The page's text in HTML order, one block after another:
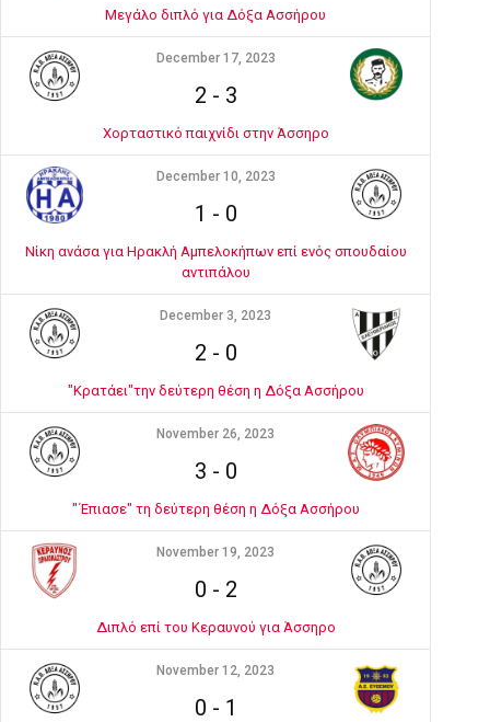
Μεγάλο διπλό για Δόξα Ασσήρου
December 17, 2023
2 - 3
Χορταστικό παιχνίδι στην Άσσηρο
December 10, 2023
1 - 0
Νίκη ανάσα για Ηρακλή Αμπελοκήπων επί ενός σπουδαίου
αντιπάλου
December 3, 2023
2 - 0
"Κρατάει"την δεύτερη θέση η Δόξα Ασσήρου
November 26, 2023
3 - 0
"΄Επιασε" τη δεύτερη θέση η Δόξα Ασσήρου
November 19, 2023
0 - 2
Διπλό επί του Κεραυνού για Άσσηρο
November 12, 2023
0 - 1